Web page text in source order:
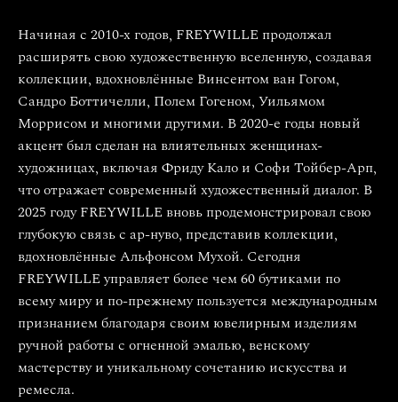
Начиная с 2010-х годов, FREYWILLE продолжал
расширять свою художественную вселенную, создавая
коллекции, вдохновлённые Винсентом ван Гогом,
Сандро Боттичелли, Полем Гогеном, Уильямом
Моррисом и многими другими. В 2020-е годы новый
акцент был сделан на влиятельных женщинах-
художницах, включая Фриду Кало и Софи Тойбер-Арп,
что отражает современный художественный диалог. В
2025 году FREYWILLE вновь продемонстрировал свою
глубокую связь с ар-нуво, представив коллекции,
вдохновлённые Альфонсом Мухой. Сегодня
FREYWILLE управляет более чем 60 бутиками по
всему миру и по-прежнему пользуется международным
признанием благодаря своим ювелирным изделиям
ручной работы с огненной эмалью, венскому
мастерству и уникальному сочетанию искусства и
ремесла.